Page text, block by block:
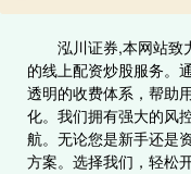
泓川证券,本网站致
的线上配资炒股服务。
透明的收费体系，帮助
化。我们拥有强大的风
航。无论您是新手还是
方案。选择我们，轻松